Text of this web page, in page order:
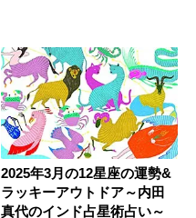
2025年3月の12星座の運勢&
ラッキーアウトドア～内田
真代のインド占星術占い～